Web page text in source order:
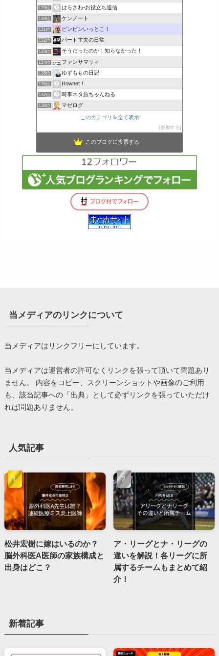
129位 はらさわ-お役立ち通信
130位 ケンノート
131位 ビンビンいっとこ！
132位 パート主夫の日常
133位 そうだったのか！知らなかった！
134位 ファンサマリィ
135位 ゆずももの日記
136位 Hownet！
137位 時事ネタ旅ちゃんねる
138位 マゼログ
このカテゴリを全て表示
参加する
このブログに投票する
当メディアのリンクについて
当メディアはリンクフリーにしています。
当メディアは運営者の許可なくリンクを張って頂いて問題あり
ません。 内容をコピー、スクリーンショットや画像のご利用
も、該当記事への「出典」として必ずリンクを張っていただけ
れば問題ありません。
人気記事
松井宏樹に嫁はいるのか？
脳外科医A医師の家族構成と
出身はどこ？
ア・リーグとナ・リーグの
違いを解説！各リーグに所
属するチームもまとめて紹
介！
新着記事